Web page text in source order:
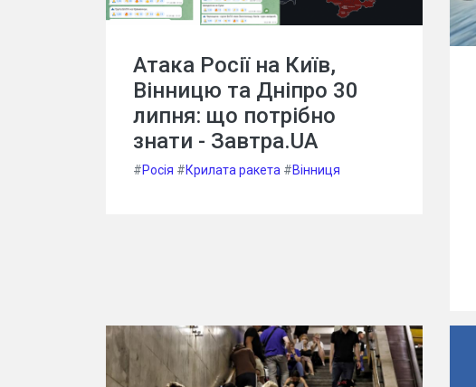
Атака Росії на Київ,
Вінницю та Дніпро 30
липня: що потрібно
знати - Завтра.UA
#Росія #Крилата ракета #Вінниця